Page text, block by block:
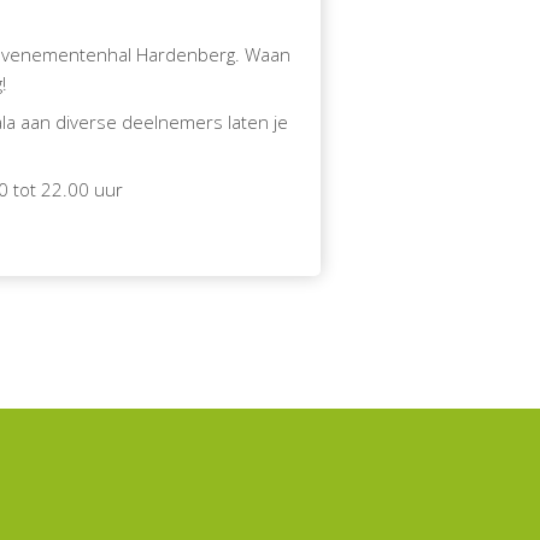
Hardenberg. Waan
aan diverse deelnemers laten je
tot 22.00 uur